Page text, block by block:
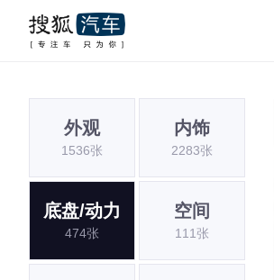
外观
1536张
内饰
2283张
底盘/动力
474张
空间
111张